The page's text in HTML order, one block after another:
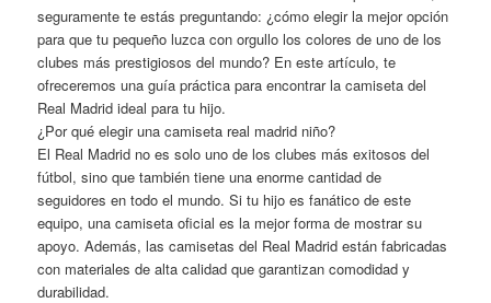
seguramente te estás preguntando: ¿cómo elegir la mejor opción
para que tu pequeño luzca con orgullo los colores de uno de los
clubes más prestigiosos del mundo? En este artículo, te
ofreceremos una guía práctica para encontrar la camiseta del
Real Madrid ideal para tu hijo.
¿Por qué elegir una camiseta real madrid niño?
El Real Madrid no es solo uno de los clubes más exitosos del
fútbol, sino que también tiene una enorme cantidad de
seguidores en todo el mundo. Si tu hijo es fanático de este
equipo, una camiseta oficial es la mejor forma de mostrar su
apoyo. Además, las camisetas del Real Madrid están fabricadas
con materiales de alta calidad que garantizan comodidad y
durabilidad.